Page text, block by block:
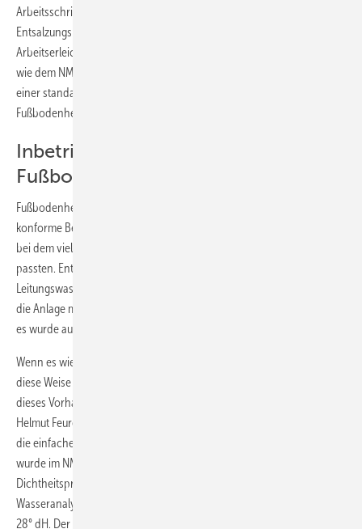
Arbeitsschritt. Und zum anderen ermöglicht insbesondere die Inline-
Entsalzungsmethode PT-IL 20 – kurz: PermaLine – eine
Arbeitserleichterung. Ein Vorteil, der sich gerade bei Großprojekten
wie dem NMH-Firmenneubau bezahlt macht. Denn hier musste neben
einer standardmäßigen Inbetriebnahme des Heizkessels auch die
Fußbodenheizung der VDI-Norm 2035 entsprechend befüllt werden.
Inbetriebnahme einer 6000 m²
Fußbodenheizung
Fußbodenheizungen sind mitunter ein weites Feld und deren VDI-
konforme Befüllung war bislang ein äußerst zeitaufwendiger Prozess,
bei dem viel Wasser fließen musste, bevor die erforderlichen Werte
passten. Entweder wurde nach erfolgreicher Druckprüfung mit
Leitungswasser dieses anschließend mühsam wieder abgelassen, um
die Anlage mit aufbereitetem Wasser nochmals neu zu befüllen. Oder
es wurde auf umständlichem Wege mit Spülpumpen hantiert.
Wenn es wie bei NMH um 20 Verteilstationen à 12 Kreise geht, die auf
diese Weise alle nacheinander durchgespült werden müssten, wird
dieses Vorhaben schnell zur tagesfüllenden Herausforderung. Die
Helmut Feurer GmbH spart sich Arbeitsaufwand dieser Art und wählte
die einfachere Methode der Heizungswasseraufbereitung. Dabei
wurde im NMH-Firmengebäude die Fußbodenheizung zur
Dichtheitsprüfung zunächst mit normalem Leitungswasser befüllt. Die
Wasseranalyse des Rohwassers ergab vor Ort eine Wasserhärte von
28° dH. Der pH-Wert lag bei 7,4 und die Leitfähigkeit bei 830 µS/cm.